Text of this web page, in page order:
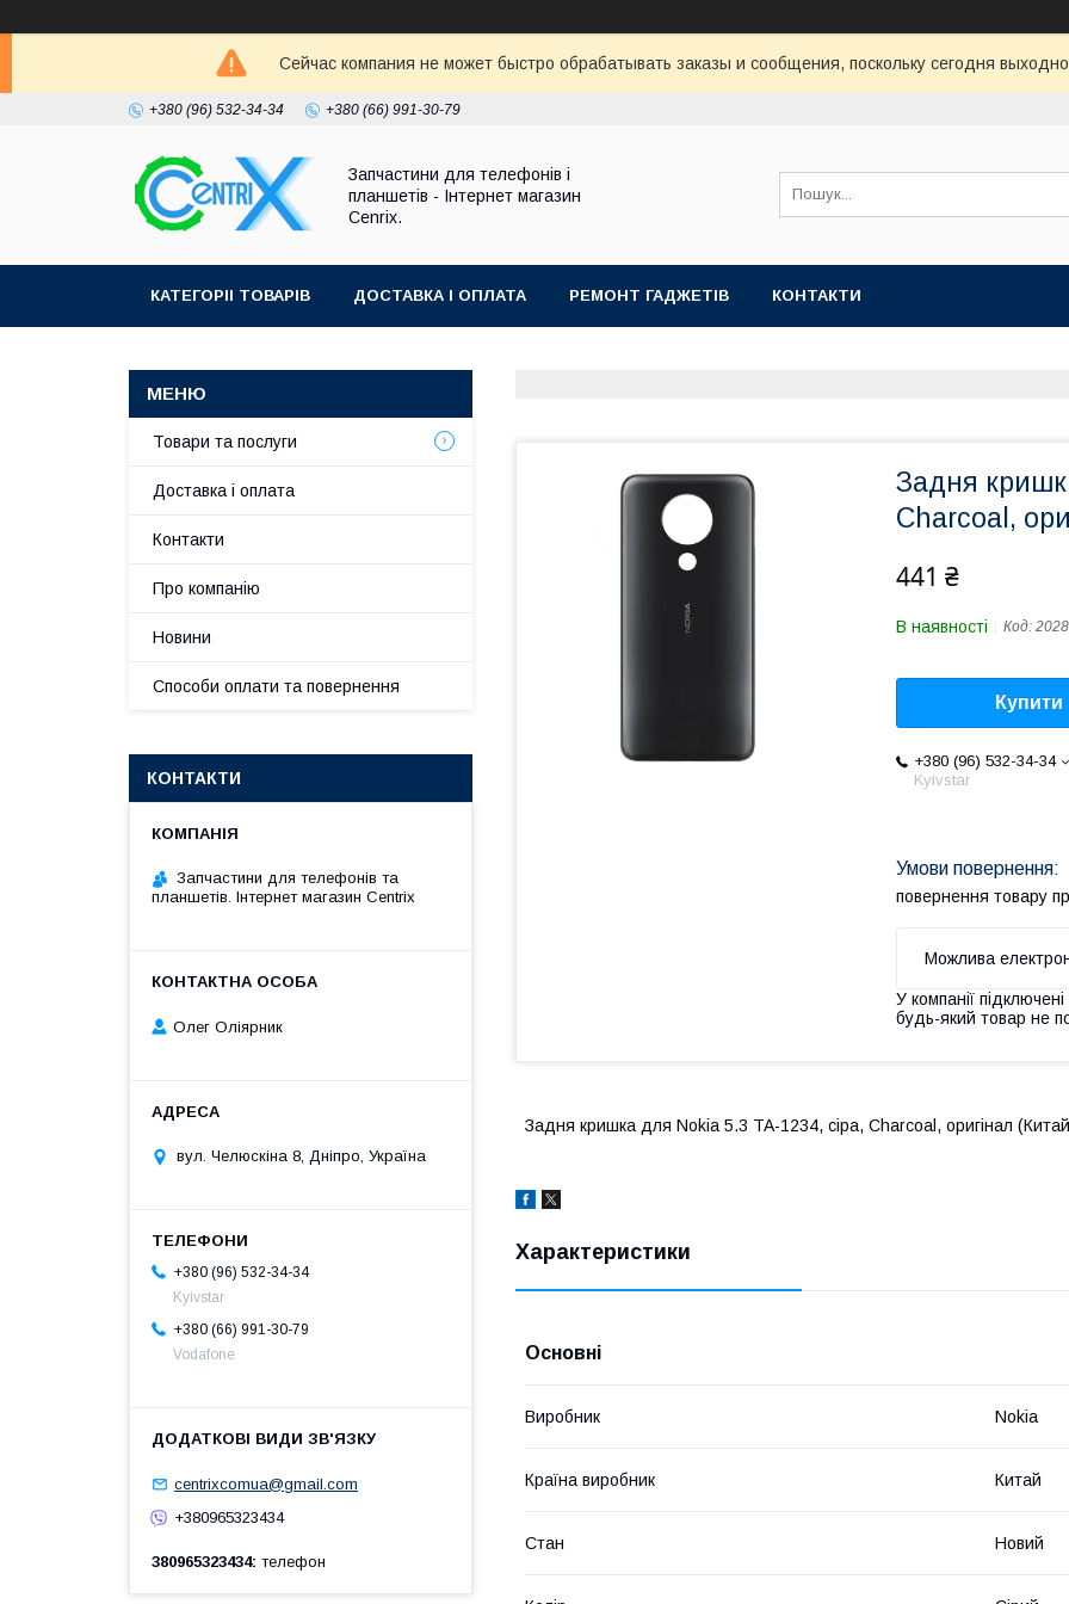
Сейчас компания не может быстро обрабатывать заказы и сообщения, поскольку сегодня
+380 (96) 532-34-34 +380 (66) 991-30-79
Запчастини для телефонів і
планшетів - Інтернет магазин
Cenrix.
КАТЕГОРІІ ТОВАРІВ ДОСТАВКА І ОПЛАТА РЕМОНТ ГАДЖЕТІВ КОНТАКТИ
Задня
Charcoal,
441 ₴
В наявності Код:
Купити
+380 (96) 532-34-34
Kyivstar
повернення товару
У компанії
будь-який товар не
Задня кришка для Nokia 5.3 TA-1234, сіра, Charcoal, оригінал
Характеристики
Основні
Виробник Nokia
Країна виробник Китай
Стан Новий
Товари та послуги
Доставка і оплата
Контакти
Про компанію
Новини
Способи оплати та повернення
КОНТАКТИ
Запчастини для телефонів та
планшетів. Інтернет магазин Centrix
Олег Оліярник
вул. Челюскіна 8, Дніпро, Україна
+380 (96) 532-34-34
Kyivstar
+380 (66) 991-30-79
Vodafone
centrixcomua@gmail.com
+380965323434
380965323434 телефон